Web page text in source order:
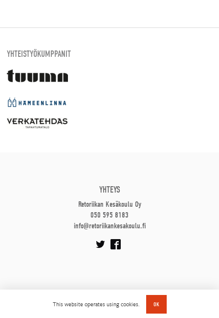
This website operates using cookies. OK
YHTEISTYÖKUMPPANIT
YHTEYS
Retoriikan Kesäkoulu Oy
050 595 8183
info@retoriikankesakoulu.fi